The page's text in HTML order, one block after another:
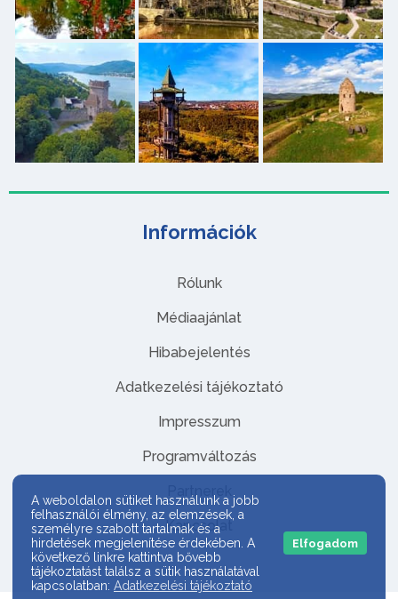
Információk
Rólunk
Médiaajánlat
Hibabejelentés
Adatkezelési tájékoztató
Impresszum
Programváltozás
Partnerek
Kapcsolat
A weboldalon sütiket használunk a jobb
felhasználói élmény, az elemzések, a
személyre szabott tartalmak és a
hirdetések megjelenítése érdekében. A
következő linkre kattintva bővebb
tájékoztatást találsz a sütik használatával
kapcsolatban: Adatkezelési tájékoztató
Elfogadom